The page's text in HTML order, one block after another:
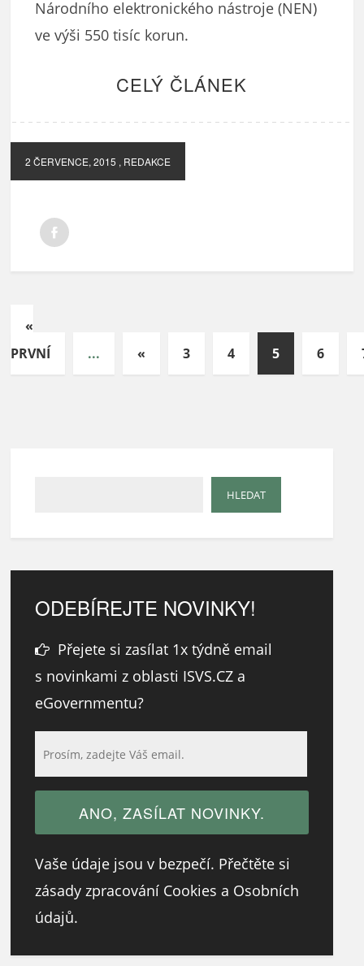
Národního elektronického nástroje (NEN)
ve výši 550 tisíc korun.
CELÝ ČLÁNEK
2 ČERVENCE, 2015 , REDAKCE
«
PRVNÍ
... « 3 4 5 6
ODEBÍREJTE NOVINKY!
Přejete si zasílat 1x týdně email
s novinkami z oblasti ISVS.CZ a
eGovernmentu?
Vaše údaje jsou v bezpečí. Přečtěte si
zásady zpracování Cookies a Osobních
údajů.